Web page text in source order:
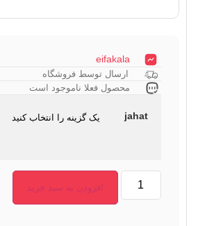
eifakala
ارسال توسط فروشگاه
محصول فعلا ناموجود است
jahat
افزودن به سبد خرید